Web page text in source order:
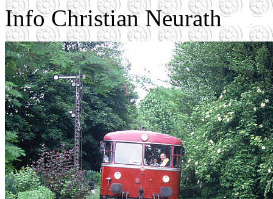
Info Christian Neurath